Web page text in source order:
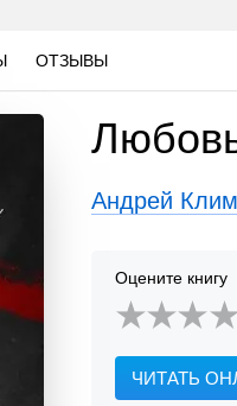
ОТЗЫВЫ
Андрей
Оцените книгу
ЧИТАТЬ